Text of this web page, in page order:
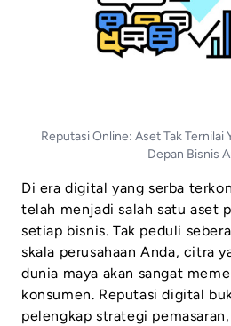
Reputasi Online: Aset Tak Ternilai
Depan Bisnis
Di era digital yang serba
telah menjadi salah satu aset
setiap bisnis. Tak peduli
skala perusahaan Anda, citra
dunia maya akan sangat
konsumen. Reputasi digital
pelengkap strategi